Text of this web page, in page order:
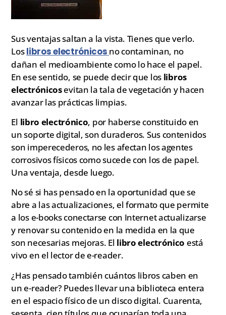
Sus ventajas saltan a la vista. Tienes que verlo.
Loslibros electrónicos no contaminan, no
dañan el medioambiente como lo hace el papel.
En ese sentido, se puede decir que los libros
electrónicosevitan la tala de vegetación y hacen
avanzar las prácticas limpias.
El libro electrónico, por haberse constituido en
un soporte digital, son duraderos. Sus contenidos
son imperecederos, no les afectan los agentes
corrosivos físicos como sucede con los de papel.
Una ventaja, desde luego.
No sé si has pensado en la oportunidad que se
abre a las actualizaciones, el formato que permite
a los e-books conectarse con Internet actualizarse
y renovar su contenido en la medida en la que
son necesarias mejoras. El libro electrónico está
vivo en el lector de e-reader.
¿Has pensado también cuántos libros caben en
un e-reader? Puedes llevar una biblioteca entera
en el espacio físico de un disco digital. Cuarenta,